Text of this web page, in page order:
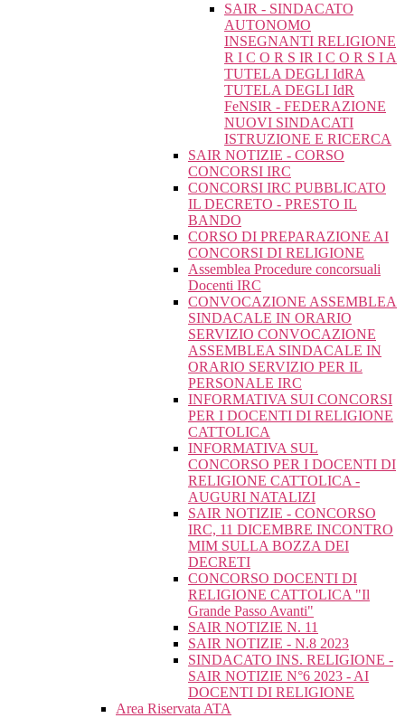
SAIR - SINDACATO
AUTONOMO
INSEGNANTI RELIGIONE
R I C O R S IR I C O R S I A
TUTELA DEGLI IdRA
TUTELA DEGLI IdR
FeNSIR - FEDERAZIONE
NUOVI SINDACATI
ISTRUZIONE E RICERCA
SAIR NOTIZIE - CORSO
CONCORSI IRC
CONCORSI IRC PUBBLICATO
IL DECRETO - PRESTO IL
BANDO
CORSO DI PREPARAZIONE AI
CONCORSI DI RELIGIONE
Assemblea Procedure concorsuali
Docenti IRC
CONVOCAZIONE ASSEMBLEA
SINDACALE IN ORARIO
SERVIZIO CONVOCAZIONE
ASSEMBLEA SINDACALE IN
ORARIO SERVIZIO PER IL
PERSONALE IRC
INFORMATIVA SUI CONCORSI
PER I DOCENTI DI RELIGIONE
CATTOLICA
INFORMATIVA SUL
CONCORSO PER I DOCENTI DI
RELIGIONE CATTOLICA -
AUGURI NATALIZI
SAIR NOTIZIE - CONCORSO
IRC, 11 DICEMBRE INCONTRO
MIM SULLA BOZZA DEI
DECRETI
CONCORSO DOCENTI DI
RELIGIONE CATTOLICA "Il
Grande Passo Avanti"
SAIR NOTIZIE N. 11
SAIR NOTIZIE - N.8 2023
SINDACATO INS. RELIGIONE -
SAIR NOTIZIE N°6 2023 - AI
DOCENTI DI RELIGIONE
Area Riservata ATA